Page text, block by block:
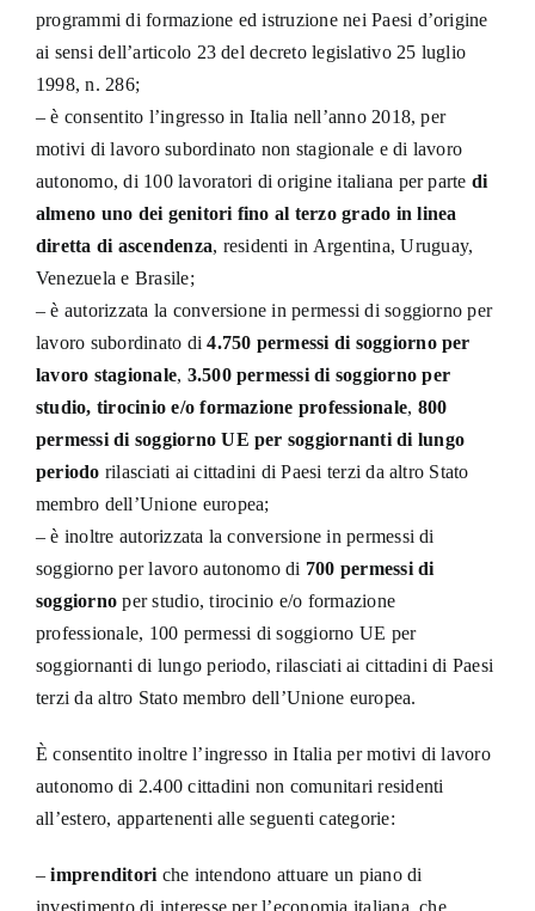
programmi di formazione ed istruzione nei Paesi d’origine
ai sensi dell’articolo 23 del decreto legislativo 25 luglio
1998, n. 286;
– è consentito l’ingresso in Italia nell’anno 2018, per
motivi di lavoro subordinato non stagionale e di lavoro
autonomo, di 100 lavoratori di origine italiana per parte di
almeno uno dei genitori fino al terzo grado in linea
diretta di ascendenza, residenti in Argentina, Uruguay,
Venezuela e Brasile;
– è autorizzata la conversione in permessi di soggiorno per
lavoro subordinato di4.750 permessi di soggiorno per
lavoro stagionale, 3.500 permessi di soggiorno per
studio, tirocinio e/o formazione professionale, 800
permessi di soggiorno UE per soggiornanti di lungo
periodo rilasciati ai cittadini di Paesi terzi da altro Stato
membro dell’Unione europea;
– è inoltre autorizzata la conversione in permessi di
soggiorno per lavoro autonomo di 700 permessi di
soggiorno per studio, tirocinio e/o formazione
professionale, 100 permessi di soggiorno UE per
soggiornanti di lungo periodo, rilasciati ai cittadini di Paesi
terzi da altro Stato membro dell’Unione europea.
È consentito inoltre l’ingresso in Italia per motivi di lavoro
autonomo di 2.400 cittadini non comunitari residenti
all’estero, appartenenti alle seguenti categorie:
–imprenditori che intendono attuare un piano di